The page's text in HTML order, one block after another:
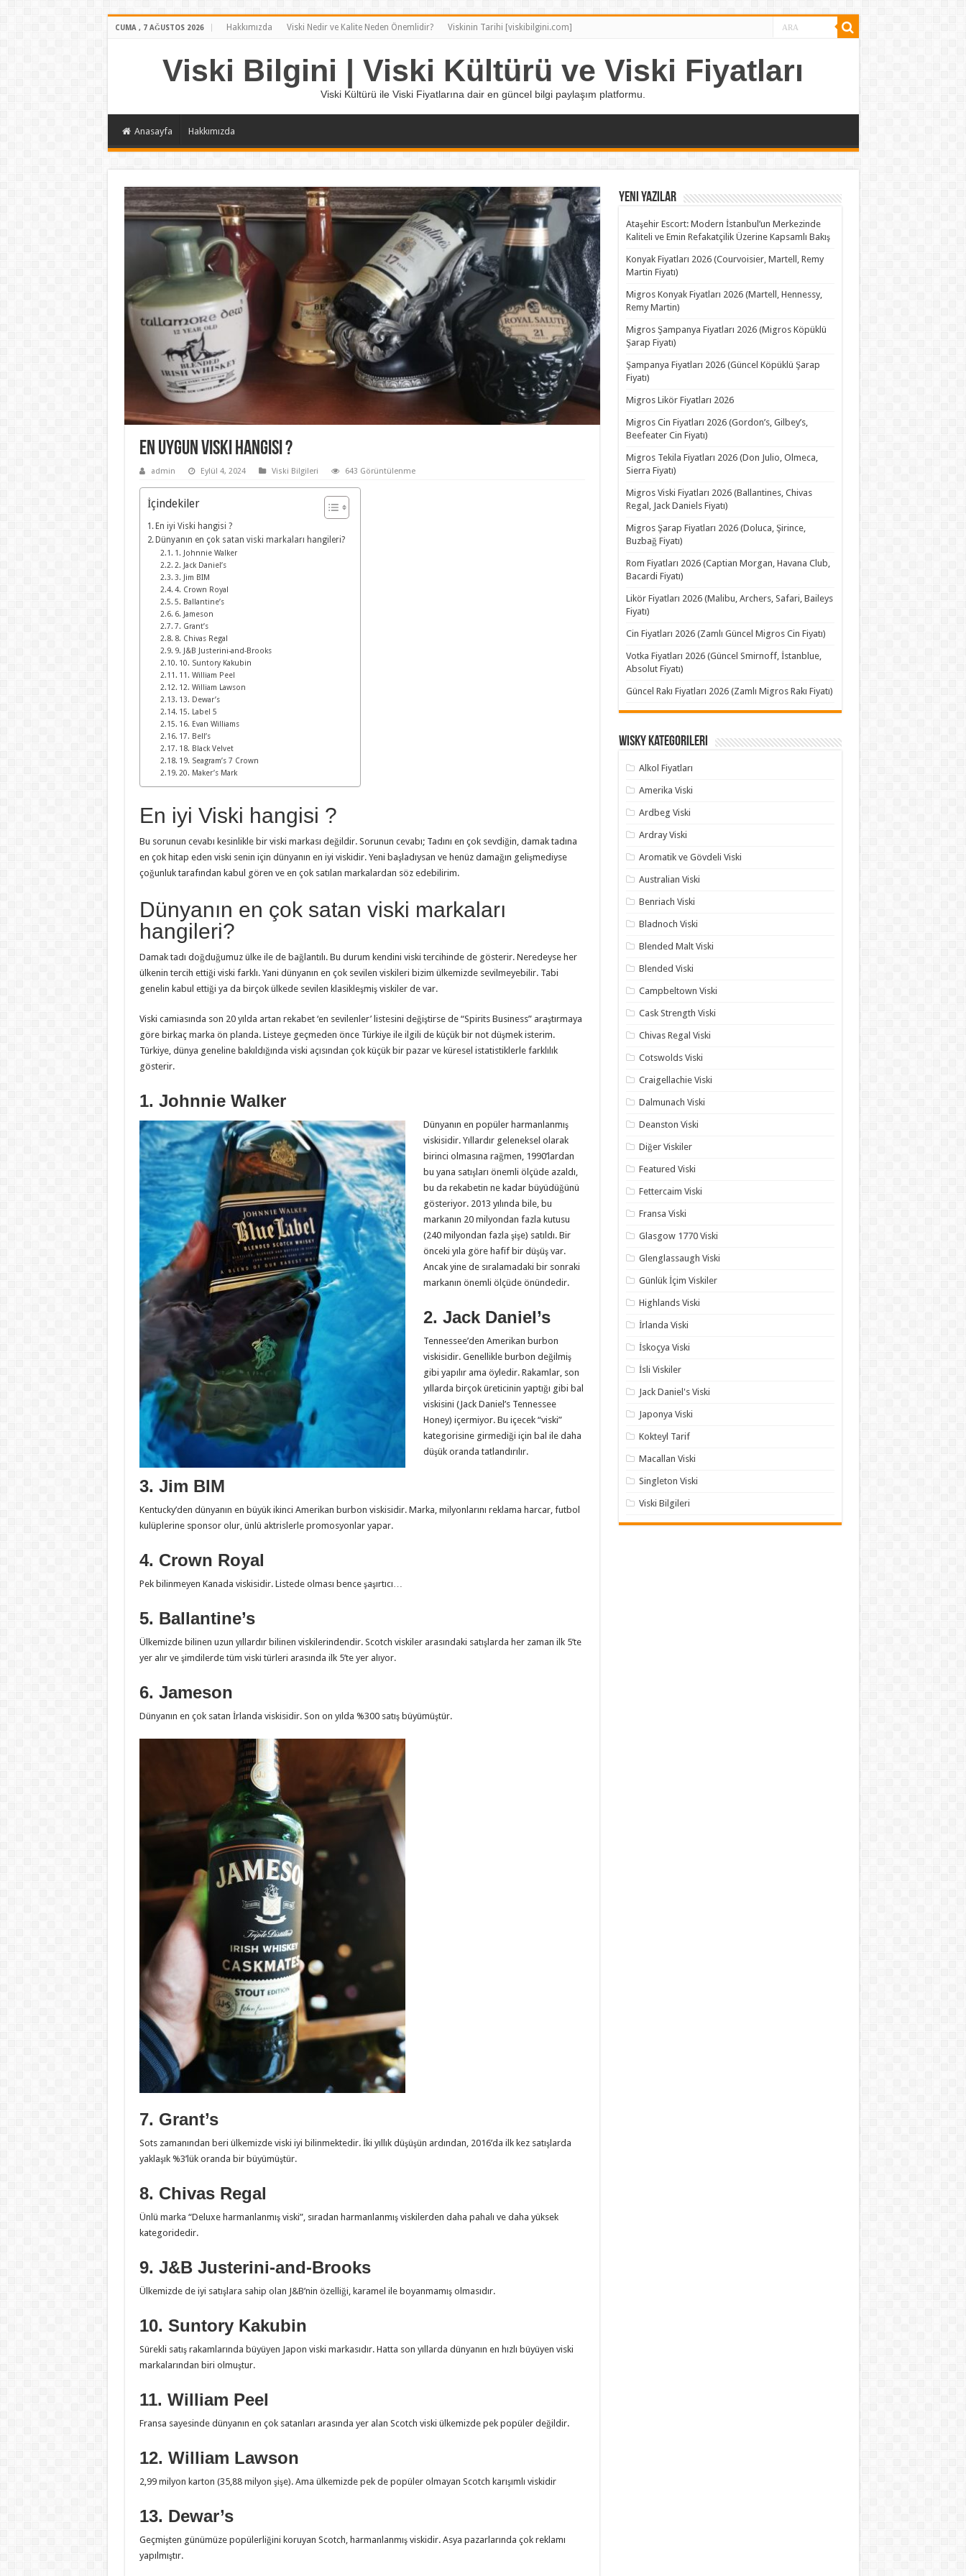
CUMA , 7 AĞUSTOS 2026 Hakkımızda Viski Nedir ve Kalite Neden Önemlidir? Viskinin Tarihi [viskibilgini.com]
Viski Bilgini | Viski Kültürü ve Viski Fiyatları
Viski Kültürü ile Viski Fiyatlarına dair en güncel bilgi paylaşım platformu.
Anasayfa Hakkımızda
En uygun viski hangisi ?
admin Eylül 4, 2024 Viski Bilgileri 643 Görüntülenme
İçindekiler
En iyi Viski hangisi ?
Dünyanın en çok satan viski markaları hangileri?
1. Johnnie Walker
2. Jack Daniel’s
3. Jim BIM
4. Crown Royal
5. Ballantine’s
6. Jameson
7. Grant’s
8. Chivas Regal
9. J&B Justerini-and-Brooks
10. Suntory Kakubin
11. William Peel
12. William Lawson
13. Dewar’s
15. Label 5
16. Evan Williams
17. Bell’s
18. Black Velvet
19. Seagram’s 7 Crown
20. Maker’s Mark
En iyi Viski hangisi ?
Bu sorunun cevabı kesinlikle bir viski markası değildir. Sorunun cevabı; Tadını en çok sevdiğin, damak tadına
en çok hitap eden viski senin için dünyanın en iyi viskidir. Yeni başladıysan ve henüz damağın gelişmediyse
çoğunluk tarafından kabul gören ve en çok satılan markalardan söz edebilirim.
Dünyanın en çok satan viski markaları
hangileri?
Damak tadı doğduğumuz ülke ile de bağlantılı. Bu durum kendini viski tercihinde de gösterir. Neredeyse her
ülkenin tercih ettiği viski farklı. Yani dünyanın en çok sevilen viskileri bizim ülkemizde sevilmeyebilir. Tabi
genelin kabul ettiği ya da birçok ülkede sevilen klasikleşmiş viskiler de var.
Viski camiasında son 20 yılda artan rekabet ‘en sevilenler’ listesini değiştirse de “Spirits Business” araştırmaya
göre birkaç marka ön planda. Listeye geçmeden önce Türkiye ile ilgili de küçük bir not düşmek isterim.
Türkiye, dünya geneline bakıldığında viski açısından çok küçük bir pazar ve küresel istatistiklerle farklılık
gösterir.
1. Johnnie Walker
Dünyanın en popüler harmanlanmış
viskisidir. Yıllardır geleneksel olarak
birinci olmasına rağmen, 1990’lardan
bu yana satışları önemli ölçüde azaldı,
bu da rekabetin ne kadar büyüdüğünü
gösteriyor. 2013 yılında bile, bu
markanın 20 milyondan fazla kutusu
(240 milyondan fazla şişe) satıldı. Bir
önceki yıla göre hafif bir düşüş var.
Ancak yine de sıralamadaki bir sonraki
markanın önemli ölçüde önündedir.
2. Jack Daniel’s
Tennessee’den Amerikan burbon
viskisidir. Genellikle burbon değilmiş
gibi yapılır ama öyledir. Rakamlar, son
yıllarda birçok üreticinin yaptığı gibi bal
viskisini (Jack Daniel’s Tennessee
Honey) içermiyor. Bu içecek “viski”
kategorisine girmediği için bal ile daha
düşük oranda tatlandırılır.
3. Jim BIM
Kentucky’den dünyanın en büyük ikinci Amerikan burbon viskisidir. Marka, milyonlarını reklama harcar, futbol
kulüplerine sponsor olur, ünlü aktrislerle promosyonlar yapar.
4. Crown Royal
Pek bilinmeyen Kanada viskisidir. Listede olması bence şaşırtıcı…
5. Ballantine’s
Ülkemizde bilinen uzun yıllardır bilinen viskilerindendir. Scotch viskiler arasındaki satışlarda her zaman ilk 5’te
yer alır ve şimdilerde tüm viski türleri arasında ilk 5’te yer alıyor.
6. Jameson
Dünyanın en çok satan İrlanda viskisidir. Son on yılda %300 satış büyümüştür.
7. Grant’s
Sots zamanından beri ülkemizde viski iyi bilinmektedir. İki yıllık düşüşün ardından, 2016’da ilk kez satışlarda
yaklaşık %3’lük oranda bir büyümüştür.
8. Chivas Regal
Ünlü marka “Deluxe harmanlanmış viski”, sıradan harmanlanmış viskilerden daha pahalı ve daha yüksek
kategoridedir.
9. J&B Justerini-and-Brooks
Ülkemizde de iyi satışlara sahip olan J&B’nin özelliği, karamel ile boyanmamış olmasıdır.
10. Suntory Kakubin
Sürekli satış rakamlarında büyüyen Japon viski markasıdır. Hatta son yıllarda dünyanın en hızlı büyüyen viski
markalarından biri olmuştur.
11. William Peel
Fransa sayesinde dünyanın en çok satanları arasında yer alan Scotch viski ülkemizde pek popüler değildir.
12. William Lawson
2,99 milyon karton (35,88 milyon şişe). Ama ülkemizde pek de popüler olmayan Scotch karışımlı viskidir
13. Dewar’s
Geçmişten günümüze popülerliğini koruyan Scotch, harmanlanmış viskidir. Asya pazarlarında çok reklamı
yapılmıştır.
Yeni Yazılar
Ataşehir Escort: Modern İstanbul’un Merkezinde
Kaliteli ve Emin Refakatçilik Üzerine Kapsamlı Bakış
Konyak Fiyatları 2026 (Courvoisier, Martell, Remy
Martin Fiyatı)
Migros Konyak Fiyatları 2026 (Martell, Hennessy,
Remy Martin)
Migros Şampanya Fiyatları 2026 (Migros Köpüklü
Şarap Fiyatı)
Şampanya Fiyatları 2026 (Güncel Köpüklü Şarap
Fiyatı)
Migros Likör Fiyatları 2026
Migros Cin Fiyatları 2026 (Gordon’s, Gilbey’s,
Beefeater Cin Fiyatı)
Migros Tekila Fiyatları 2026 (Don Julio, Olmeca,
Sierra Fiyatı)
Migros Viski Fiyatları 2026 (Ballantines, Chivas
Regal, Jack Daniels Fiyatı)
Migros Şarap Fiyatları 2026 (Doluca, Şirince,
Buzbağ Fiyatı)
Rom Fiyatları 2026 (Captian Morgan, Havana Club,
Bacardi Fiyatı)
Likör Fiyatları 2026 (Malibu, Archers, Safari, Baileys
Fiyatı)
Cin Fiyatları 2026 (Zamlı Güncel Migros Cin Fiyatı)
Votka Fiyatları 2026 (Güncel Smirnoff, İstanblue,
Absolut Fiyatı)
Güncel Rakı Fiyatları 2026 (Zamlı Migros Rakı Fiyatı)
Wisky Kategorileri
Alkol Fiyatları
Amerika Viski
Ardbeg Viski
Ardray Viski
Aromatik ve Gövdeli Viski
Australian Viski
Benriach Viski
Bladnoch Viski
Blended Malt Viski
Blended Viski
Campbeltown Viski
Cask Strength Viski
Chivas Regal Viski
Cotswolds Viski
Craigellachie Viski
Dalmunach Viski
Deanston Viski
Diğer Viskiler
Featured Viski
Fettercaim Viski
Fransa Viski
Glasgow 1770 Viski
Glenglassaugh Viski
Günlük İçim Viskiler
Highlands Viski
İrlanda Viski
İskoçya Viski
İsli Viskiler
Jack Daniel's Viski
Japonya Viski
Kokteyl Tarif
Macallan Viski
Singleton Viski
Viski Bilgileri